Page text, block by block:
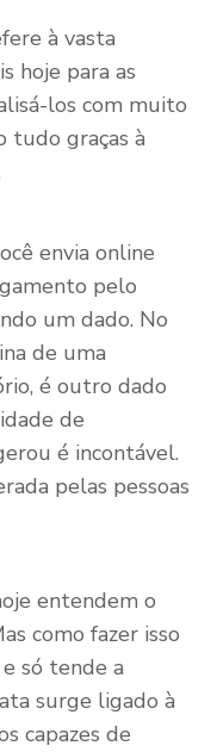
à vasta
hoje para as
los com muito
tudo graças à
envia online
pelo
um dado. No
de uma
é outro dado
de
é incontável.
pelas pessoas
entendem o
como fazer isso
só tende a
surge ligado à
capazes de